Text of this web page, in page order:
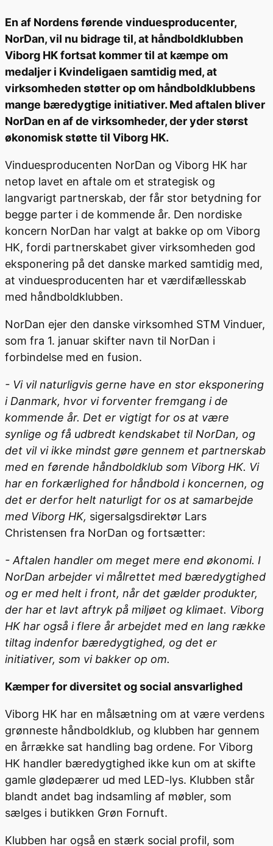
En af Nordens førende vinduesproducenter,
NorDan, vil nu bidrage til, at håndboldklubben
Viborg HK fortsat kommer til at kæmpe om
medaljer i Kvindeligaen samtidig med, at
virksomheden støtter op om håndboldklubbens
mange bæredygtige initiativer. Med aftalen bliver
NorDan en af de virksomheder, der yder størst
økonomisk støtte til Viborg HK.
Vinduesproducenten NorDan og Viborg HK har
netop lavet en aftale om et strategisk og
langvarigt partnerskab, der får stor betydning for
begge parter i de kommende år. Den nordiske
koncern NorDan har valgt at bakke op om Viborg
HK, fordi partnerskabet giver virksomheden god
eksponering på det danske marked samtidig med,
at vinduesproducenten har et værdifællesskab
med håndboldklubben.
NorDan ejer den danske virksomhed STM Vinduer,
som fra 1. januar skifter navn til NorDan i
forbindelse med en fusion.
- Vi vil naturligvis gerne have en stor eksponering
i Danmark, hvor vi forventer fremgang i de
kommende år. Det er vigtigt for os at være
synlige og få udbredt kendskabet til NorDan, og
det vil vi ikke mindst gøre gennem et partnerskab
med en førende håndboldklub som Viborg HK. Vi
har en forkærlighed for håndbold i koncernen, og
det er derfor helt naturligt for os at samarbejde
med Viborg HK, sigersalgsdirektør Lars
Christensen fra NorDan og fortsætter:
- Aftalen handler om meget mere end økonomi. I
NorDan arbejder vi målrettet med bæredygtighed
og er med helt i front, når det gælder produkter,
der har et lavt aftryk på miljøet og klimaet. Viborg
HK har også i flere år arbejdet med en lang række
tiltag indenfor bæredygtighed, og det er
initiativer, som vi bakker op om.
Kæmper for diversitet og social ansvarlighed
Viborg HK har en målsætning om at være verdens
grønneste håndboldklub, og klubben har gennem
en årrække sat handling bag ordene. For Viborg
HK handler bæredygtighed ikke kun om at skifte
gamle glødepærer ud med LED-lys. Klubben står
blandt andet bag indsamling af møbler, som
sælges i butikken Grøn Fornuft.
Klubben har også en stærk social profil, som